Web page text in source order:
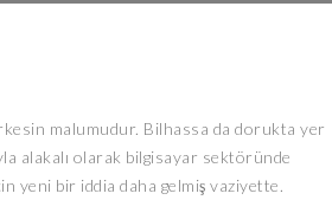
malumudur. Bilhassa da dorukta yer
alakalı olarak bilgisayar sektöründe
yeni bir iddia daha gelmiş vaziyette.